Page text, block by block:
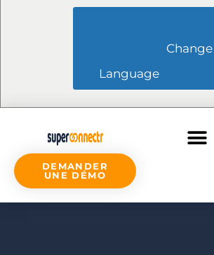
Language
DEMANDER
UNE DÉMO